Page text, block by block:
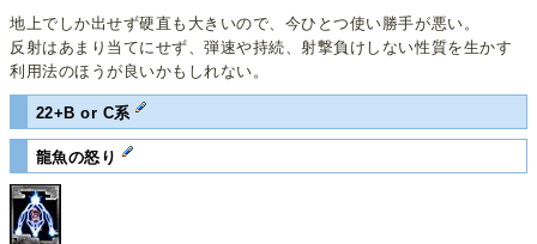
地上でしか出せず硬直も大きいので、今ひとつ使い勝手が悪い。
反射はあまり当てにせず、弾速や持続、射撃負けしない性質を生かす
利用法のほうが良いかもしれない。
22+B or C系
龍魚の怒り